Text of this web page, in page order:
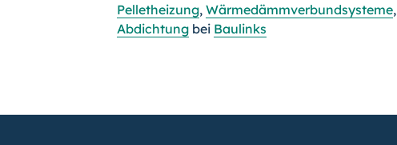
Pelletheizung, Wärmedämmverbundsysteme,
Abdichtung bei Baulinks